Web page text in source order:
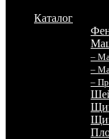
Каталог
–
–
–